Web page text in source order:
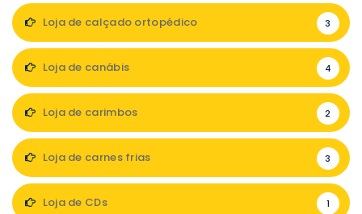
Loja de calçado ortopédico 3
Loja de canábis 4
Loja de carimbos 2
Loja de carnes frias 3
Loja de CDs 1